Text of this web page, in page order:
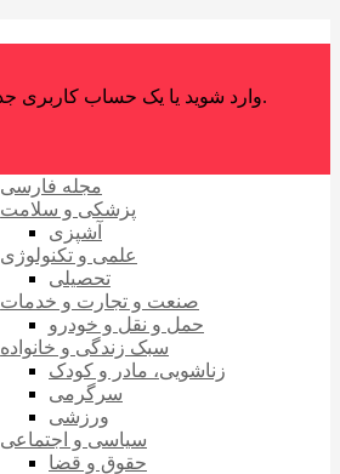
وارد شوید یا یک حساب کاربری جدید ایجاد کنید.
مجله فارسی
پزشکی و سلامت
آشپزی
علمی و تکنولوژی
تحصیلی
صنعت و تجارت و خدمات
حمل و نقل و خودرو
سبک زندگی و خانواده
زناشویی، مادر و کودک
سرگرمی
ورزشی
سیاسی و اجتماعی
حقوق و قضا